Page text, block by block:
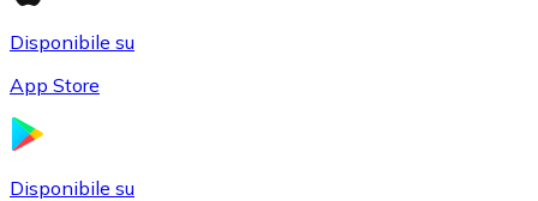
Disponibile su
App Store
Disponibile su